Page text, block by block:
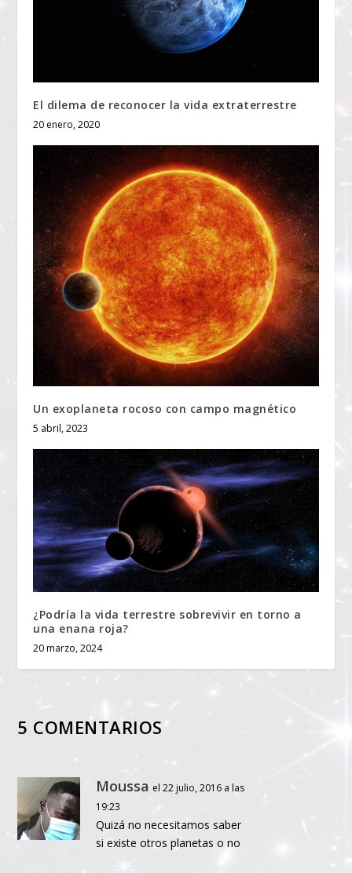
El dilema de reconocer la vida extraterrestre
20 enero, 2020
Un exoplaneta rocoso con campo magnético
5 abril, 2023
¿Podría la vida terrestre sobrevivir en torno a
una enana roja?
20 marzo, 2024
5 COMENTARIOS
Moussa el 22 julio, 2016 a las
19:23
Quizá no necesitamos saber
si existe otros planetas o no